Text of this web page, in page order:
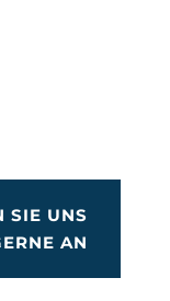
SIE UNS
AN